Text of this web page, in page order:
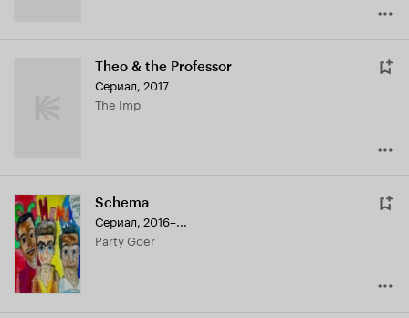
Theo & the Professor
Сериал, 2017
The Imp
Schema
Сериал, 2016–...
Party Goer